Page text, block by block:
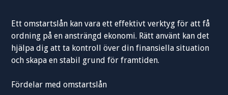
Ett omstartslån kan vara ett effektivt verktyg för att få
ordning på en ansträngd ekonomi. Rätt använt kan det
hjälpa dig att ta kontroll över din finansiella situation
och skapa en stabil grund för framtiden.
Fördelar med omstartslån